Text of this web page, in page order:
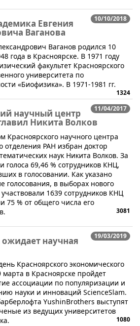
10/10/2018
Евгения
Ваганова
Ваганов родился 10
года в Красноярске. В 1971 году
факультет Красноярского
университета по
«Биофизика». В 1971-1981 гг.
1324
11/04/2017
научный центр
Никита Волков
Красноярского научного центра
отделения РАН избран доктор
наук Никита Волков. За
голоса 69,46 % сотрудников КНЦ,
в голосовании. Как указано
голосования, в выборах нового
1639 сотрудников КНЦ
75 % от общего числа его
3081
19/03/2019
ожидает научная
Красноярского экономического
в Красноярске пройдет
ассоциации по популяризации и
науки и инноваций ScienceSlam.
YushinBrothers выступят
из ведущих университетов
1080